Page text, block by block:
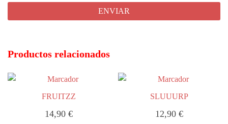
Productos relacionados
FRUITZZ
14,90 €
SLUUURP
12,90€